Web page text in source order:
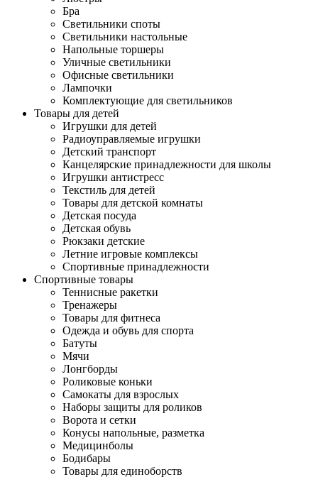
Бра
Светильники споты
Светильники настольные
Напольные торшеры
Уличные светильники
Офисные светильники
Лампочки
Комплектующие для светильников
Товары для детей
Игрушки для детей
Радиоуправляемые игрушки
Детский транспорт
Канцелярские принадлежности для школы
Игрушки антистресс
Текстиль для детей
Товары для детской комнаты
Детская посуда
Детская обувь
Рюкзаки детские
Летние игровые комплексы
Спортивные принадлежности
Спортивные товары
Теннисные ракетки
Тренажеры
Товары для фитнеса
Одежда и обувь для спорта
Батуты
Мячи
Лонгборды
Роликовые коньки
Самокаты для взрослых
Наборы защиты для роликов
Ворота и сетки
Конусы напольные, разметка
Медицинболы
Бодибары
Товары для единоборств